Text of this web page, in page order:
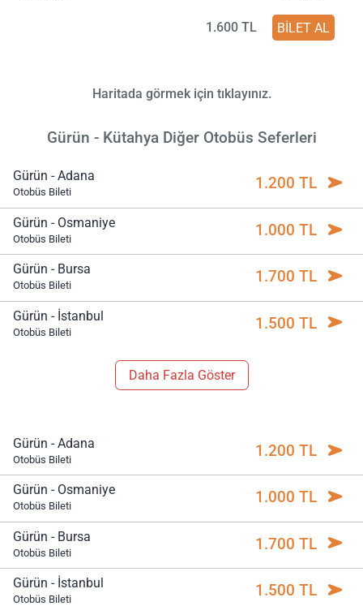
1.600 TL BİLET AL
Haritada görmek için tıklayınız.
Gürün - Kütahya Diğer Otobüs Seferleri
Gürün - Adana
Otobüs Bileti 1.200 TL
Gürün - Osmaniye
Otobüs Bileti 1.000 TL
Gürün - Bursa
Otobüs Bileti 1.700 TL
Gürün - İstanbul
Otobüs Bileti 1.500 TL
Daha Fazla Göster
Gürün - Adana
Otobüs Bileti 1.200 TL
Gürün - Osmaniye
Otobüs Bileti 1.000 TL
Gürün - Bursa
Otobüs Bileti 1.700 TL
Gürün - İstanbul
Otobüs Bileti 1.500 TL